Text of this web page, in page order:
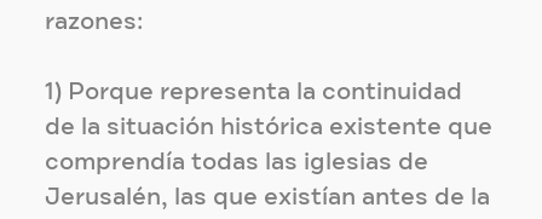
razones:
1) Porque representa la continuidad
de la situación histórica existente que
comprendía todas las iglesias de
Jerusalén, las que existían antes de la